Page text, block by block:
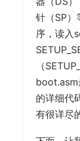
针（SP
序，读入
（
boot.asm
的详细代
有很详尽